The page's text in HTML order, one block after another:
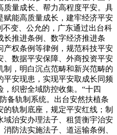
质量成长、帮力高程度平安。具
赋能高质量成长，建牢经济平安
不变、公允的，广东通过出台科
推进条例、数字经济推进条
产权条例等律例，规范科技平安
、数据平安保障、外商投资平安
，明白沉点范畴和新兴范畴的
平安现患，实现平安取成长同频
织密全域防控收集。“十四
备轨制系统。出台安然扶植条
轨制底座，规定平安红线；制
域治安办理法子、租赁衡宇治安
防法实施法子、道运输条例、